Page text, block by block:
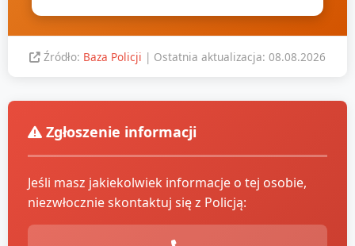
Źródło: Baza Policji | Ostatnia aktualizacja: 08.08.2026
Zgłoszenie informacji
Jeśli masz jakiekolwiek informacje o tej osobie,
niezwłocznie skontaktuj się z Policją: